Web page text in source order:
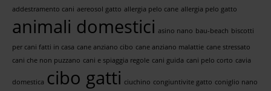
addestramento cani aereosol gatto allergia pelo cane allergia pelo gatto
animali domestici asino nano bau-beach biscotti
per cani fatti in casa cane anziano cibo cane anziano malattie cane stressato
cani che non puzzano cani e spiaggia regole cani guida cani pelo corto cavia
domestica cibo gatti ciuchino congiuntivite gatto coniglio nano